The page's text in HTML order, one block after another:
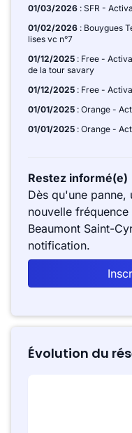
01/03/2026 : SFR -
01/02/2026 : Bouygues
lises vc n°7
01/12/2025 : Free -
de la tour savary
01/12/2025 : Free -
01/01/2025 : Orange -
01/01/2025 : Orange -
Restez informé(e)
Dès qu'une
nouvelle
Beaumont Saint-
notification.
Évolution du